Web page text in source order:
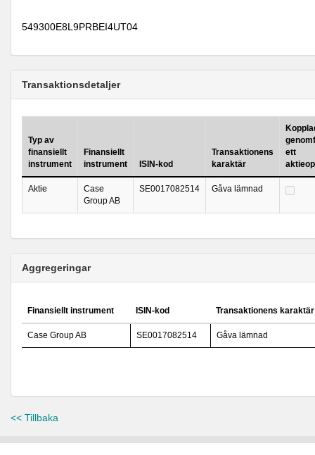
549300E8L9PRBEI4UT04
Transaktionsdetaljer
Typ av
finansiellt
instrument
Finansiellt
instrument
ISIN-kod
Transaktionens
karaktär
ett
Aktie
Case
Group AB
SE0017082514 Gåva lämnad
Aggregeringar
Finansiellt instrument ISIN-kod Transaktionens karaktär
Case Group AB SE0017082514 Gåva lämnad
<< Tillbaka